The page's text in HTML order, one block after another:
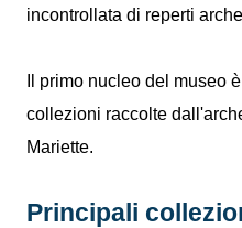
incontrollata di reperti
Il primo nucleo del museo
collezioni raccolte
Mariette.
Principali